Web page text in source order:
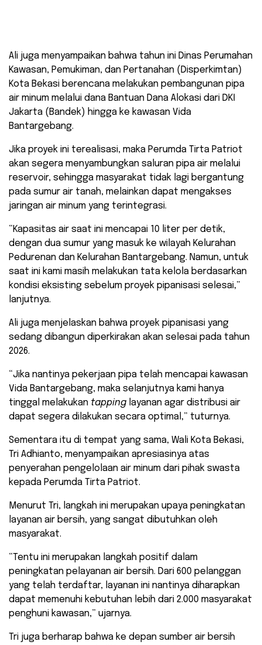
Ali juga menyampaikan bahwa tahun ini Dinas Perumahan
Kawasan, Pemukiman, dan Pertanahan (Disperkimtan)
Kota Bekasi berencana melakukan pembangunan pipa
air minum melalui dana Bantuan Dana Alokasi dari DKI
Jakarta (Bandek) hingga ke kawasan Vida
Bantargebang.
Jika proyek ini terealisasi, maka Perumda Tirta Patriot
akan segera menyambungkan saluran pipa air melalui
reservoir, sehingga masyarakat tidak lagi bergantung
pada sumur air tanah, melainkan dapat mengakses
jaringan air minum yang terintegrasi.
“Kapasitas air saat ini mencapai 10 liter per detik,
dengan dua sumur yang masuk ke wilayah Kelurahan
Pedurenan dan Kelurahan Bantargebang. Namun, untuk
saat ini kami masih melakukan tata kelola berdasarkan
kondisi eksisting sebelum proyek pipanisasi selesai,”
lanjutnya.
Ali juga menjelaskan bahwa proyek pipanisasi yang
sedang dibangun diperkirakan akan selesai pada tahun
2026.
“Jika nantinya pekerjaan pipa telah mencapai kawasan
Vida Bantargebang, maka selanjutnya kami hanya
tinggal melakukan tapping layanan agar distribusi air
dapat segera dilakukan secara optimal,” tuturnya.
Sementara itu di tempat yang sama, Wali Kota Bekasi,
Tri Adhianto, menyampaikan apresiasinya atas
penyerahan pengelolaan air minum dari pihak swasta
kepada Perumda Tirta Patriot.
Menurut Tri, langkah ini merupakan upaya peningkatan
layanan air bersih, yang sangat dibutuhkan oleh
masyarakat.
“Tentu ini merupakan langkah positif dalam
peningkatan pelayanan air bersih. Dari 600 pelanggan
yang telah terdaftar, layanan ini nantinya diharapkan
dapat memenuhi kebutuhan lebih dari 2.000 masyarakat
penghuni kawasan,” ujarnya.
Tri juga berharap bahwa ke depan sumber air bersih